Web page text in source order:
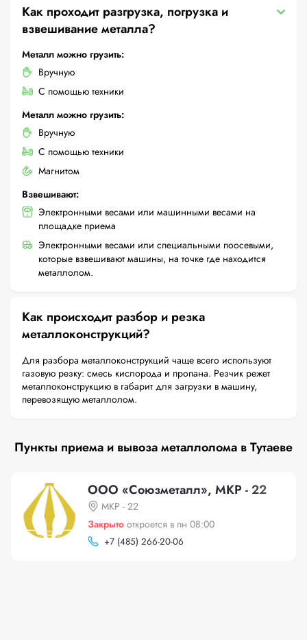
Как проходит разгрузка, погрузка и
взвешивание металла?
Металл можно грузить:
Вручную
С помощью техники
Металл можно грузить:
Вручную
С помощью техники
Магнитом
Взвешивают:
Электронными весами или машинными весами на
площадке приема
Электронными весами или специальными поосевыми,
которые взвешивают машины, на точке где находится
металлолом.
Как происходит разбор и резка
металлоконструкций?
Для разбора металлоконструкций чаще всего используют
газовую резку: смесь кислорода и пропана. Резчик режет
металлоконструкцию в габарит для загрузки в машину,
перевозящую металлолом.
Пункты приема и вывоза металлолома в Тутаеве
ООО «Союзметалл», МКР - 22
МКР - 22
Закрыто откроется в пн 08:00
+7 (485) 266-20-06